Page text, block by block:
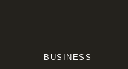
BUSINESS